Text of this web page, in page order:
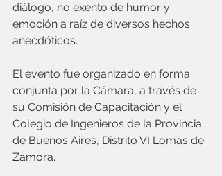
diálogo, no exento de humor y
emoción a raíz de diversos hechos
anecdóticos.
El evento fue organizado en forma
conjunta por la Cámara, a través de
su Comisión de Capacitación y el
Colegio de Ingenieros de la Provincia
de Buenos Aires, Distrito VI Lomas de
Zamora.